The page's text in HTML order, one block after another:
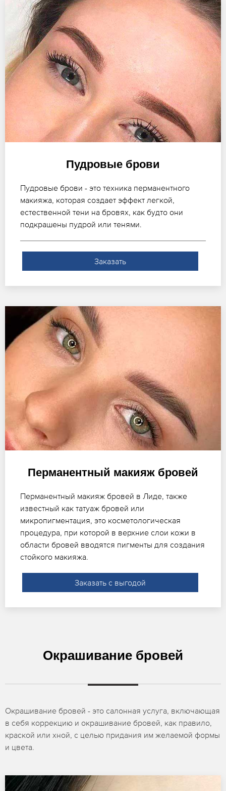
Пудровые брови
Пудровые брови - это техника перманентного
макияжа, которая создает эффект легкой,
естественной тени на бровях, как будто они
подкрашены пудрой или тенями.
Заказать
Перманентный макияж бровей
Перманентный макияж бровей в Лиде, также
известный как татуаж бровей или
микропигментация, это косметологическая
процедура, при которой в верхние слои кожи в
области бровей вводятся пигменты для создания
стойкого макияжа.
Заказать с выгодой
Окрашивание бровей
Окрашивание бровей - это салонная услуга, включающая
в себя коррекцию и окрашивание бровей, как правило,
краской или хной, с целью придания им желаемой формы
и цвета.